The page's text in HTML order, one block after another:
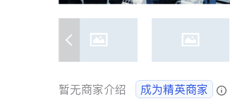
暂无商家介绍 成为精英商家